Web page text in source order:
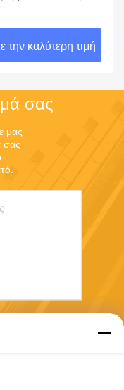
την καλύτερη τιμή
σας
μας
σας